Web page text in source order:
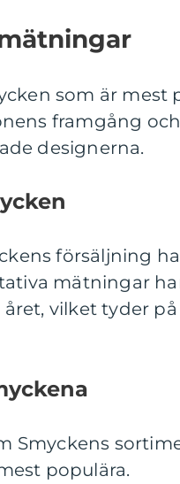
som är mest
framgång
designerna.
försäljning
mätningar
vilket tyder
Smyckens
populära.